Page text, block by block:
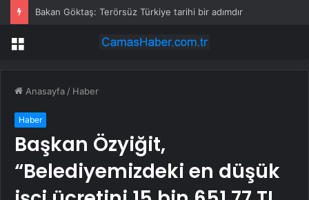
Menü
Anasayfa / Haber
Haber
Başkan Özyiğit,
“Belediyemizdeki en düşük